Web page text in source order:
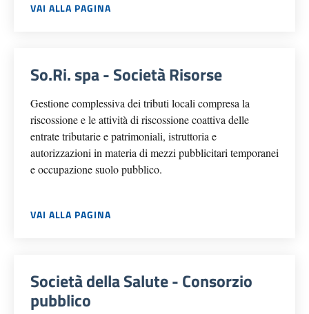
VAI ALLA PAGINA
So.Ri. spa - Società Risorse
Gestione complessiva dei tributi locali compresa la
riscossione e le attività di riscossione coattiva delle
entrate tributarie e patrimoniali, istruttoria e
autorizzazioni in materia di mezzi pubblicitari temporanei
e occupazione suolo pubblico.
VAI ALLA PAGINA
Società della Salute - Consorzio
pubblico